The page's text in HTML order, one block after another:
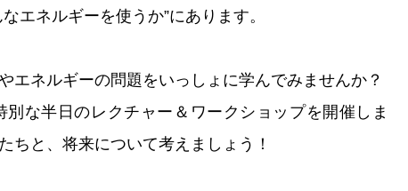
エネルギーを使うか”にあります。
エネルギーの問題をいっしょに学んでみませんか？
な半日のレクチャー＆ワークショップを開催しま
ちと、将来について考えましょう！